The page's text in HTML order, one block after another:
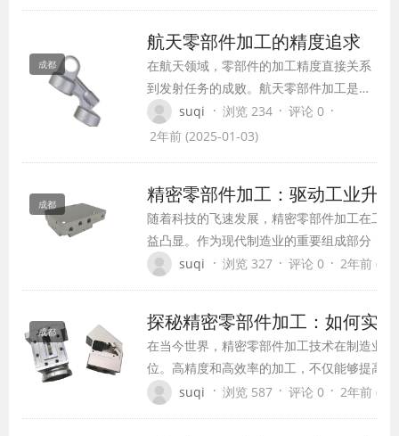
成都
航天零部件加工的精度追求
在航天领域，零部件的加工精度直接关系
到发射任务的成败。航天零部件加工是一
项对技术、工艺和设备要求极高的工作，
尤其在我国航天事业飞速发展的背景下，
suqi · 浏览 234 · 评论 0 ·
2年前 (2025-01-03)
成都 精密零部件加工：驱动工业升
随着科技的飞速发展，精密零部件加工在工
益凸显。作为现代制造业的重要组成部分，
仅关系到产品的质量和性能，更是推动工业
suqi · 浏览 327 · 评论 0 · 2年前
成都 探秘精密零部件加工：如何实
在当今世界，精密零部件加工技术在制造业
位。高精度和高效率的加工，不仅能够提高
降低生产成本，提升企业的竞争力。本文将
suqi · 浏览 587 · 评论 0 · 2年前